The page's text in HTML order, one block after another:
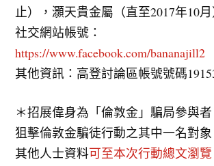
止），灝天貴金屬（直至2017年10月
社交網站帳號：
https://www.facebook.com/bananajill2
其他資訊：高登討論區帳號號碼
＊招展偉身為「倫敦金」騙局參與
狙擊倫敦金騙徒行動之其中一名對
其他人士資料可至本次行動總文瀏覽